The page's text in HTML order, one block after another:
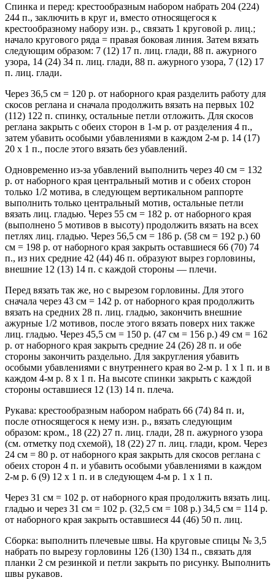
Спинка и перед: крестообразным набором набрать 204 (224)
244 п., заключить в круг и, вместо относящегося к
крестообразному набору изн. р., связать 1 круговой р. лиц.;
начало кругового ряда = правая боковая линия. Затем вязать
следующим образом: 7 (12) 17 п. лиц. глади, 88 п. ажурного
узора, 14 (24) 34 п. лиц. глади, 88 п. ажурного узора, 7 (12) 17
п. лиц. глади.
Через 36,5 см = 120 р. от наборного края разделить работу для
скосов реглана и сначала продолжить вязать на первых 102
(112) 122 п. спинку, остальные петли отложить. Для скосов
реглана закрыть с обеих сторон в 1-м р. от разделения 4 п.,
затем убавить особыми убавлениями в каждом 2-м р. 14 (17)
20 х 1 п., после этого вязать без убавлений.
Одновременно из-за убавлений выполнить через 40 см = 132
р. от наборного края центральный мотив и с обеих сторон
только 1/2 мотива, в следующем вертикальном раппорте
выполнить только центральный мотив, остальные петли
вязать лиц. гладью. Через 55 см = 182 р. от наборного края
(выполнено 5 мотивов в высоту) продолжить вязать на всех
петлях лиц. гладью. Через 56,5 см = 186 р. (58 см = 192 р.) 60
см = 198 р. от наборного края закрыть оставшиеся 66 (70) 74
п., из них средние 42 (44) 46 п. образуют вырез горловины,
внешние 12 (13) 14 п. с каждой стороны — плечи.
Перед вязать так же, но с вырезом горловины. Для этого
сначала через 43 см = 142 р. от наборного края продолжить
вязать на средних 28 п. лиц. гладью, закончить внешние
ажурные 1/2 мотивов, после этого вязать поверх них также
лиц. гладью. Через 45,5 см = 150 р. (47 см = 156 р.) 49 см = 162
р. от наборного края закрыть средние 24 (26) 28 п. и обе
стороны закончить раздельно. Для закругления убавить
особыми убавлениями с внутреннего края во 2-м р. 1 х 1 п. и в
каждом 4-м р. 8 х 1 п. На высоте спинки закрыть с каждой
стороны оставшиеся 12 (13) 14 п. плеча.
Рукава: крестообразным набором набрать 66 (74) 84 п. и,
после относящегося к нему изн. р., вязать следующим
образом: кром., 18 (22) 27 п. лиц. глади, 28 п. ажурного узора
(см. отметку под схемой), 18 (22) 27 п. лиц. глади, кром. Через
24 см = 80 р. от наборного края закрыть для скосов реглана с
обеих сторон 4 п. и убавить особыми убавлениями в каждом
2-м р. 6 (9) 12 х 1 п. и в следующем 4-м р. 1 х 1 п.
Через 31 см = 102 р. от наборного края продолжить вязать лиц.
гладью и через 31 см = 102 р. (32,5 см = 108 р.) 34,5 см = 114 р.
от наборного края закрыть оставшиеся 44 (46) 50 п. лиц.
Сборка: выполнить плечевые швы. На круговые спицы № 3,5
набрать по вырезу горловины 126 (130) 134 п., связать для
планки 2 см резинкой и петли закрыть по рисунку. Выполнить
швы рукавов.